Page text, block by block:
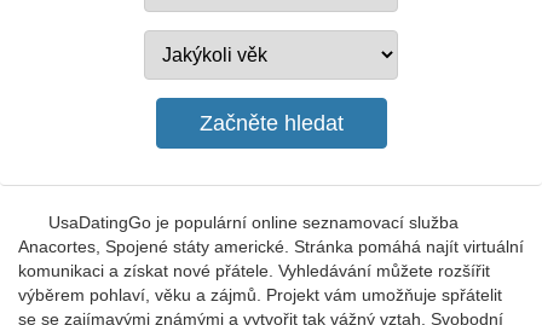
UsaDatingGo je populární online seznamovací služba
Anacortes, Spojené státy americké. Stránka pomáhá najít virtuální
komunikaci a získat nové přátele. Vyhledávání můžete rozšířit
výběrem pohlaví, věku a zájmů. Projekt vám umožňuje spřátelit
se se zajímavými známými a vytvořit tak vážný vztah. Svobodní